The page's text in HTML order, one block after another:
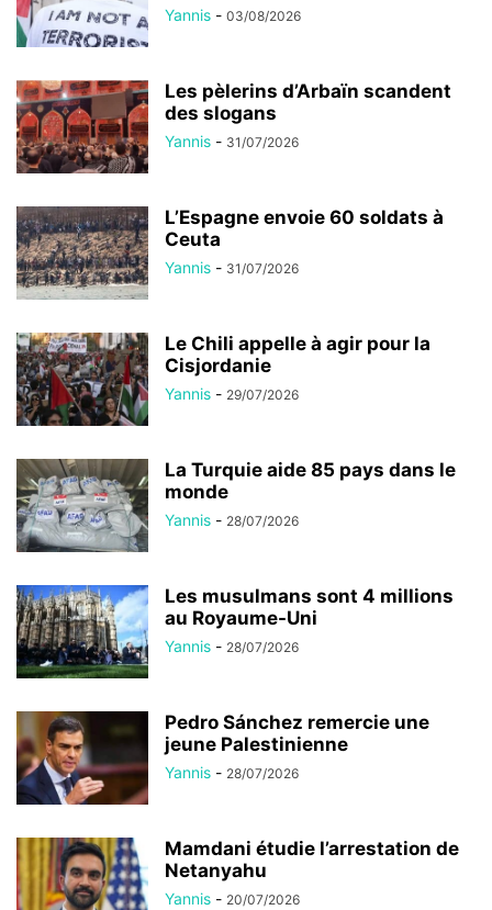
Yannis - 03/08/2026
Les pèlerins d’Arbaïn scandent
des slogans
Yannis - 31/07/2026
L’Espagne envoie 60 soldats à
Ceuta
Yannis - 31/07/2026
Le Chili appelle à agir pour la
Cisjordanie
Yannis - 29/07/2026
La Turquie aide 85 pays dans le
monde
Yannis - 28/07/2026
Les musulmans sont 4 millions
au Royaume-Uni
Yannis - 28/07/2026
Pedro Sánchez remercie une
jeune Palestinienne
Yannis - 28/07/2026
Mamdani étudie l’arrestation de
Netanyahu
Yannis - 20/07/2026